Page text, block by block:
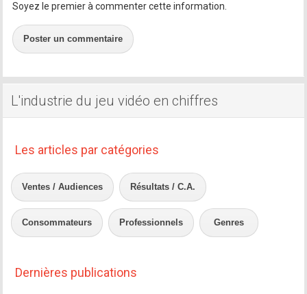
Soyez le premier à commenter cette information.
Poster un commentaire
L'industrie du jeu vidéo en chiffres
Les articles par catégories
Ventes / Audiences Résultats / C.A.
Consommateurs Professionnels Genres
Dernières publications